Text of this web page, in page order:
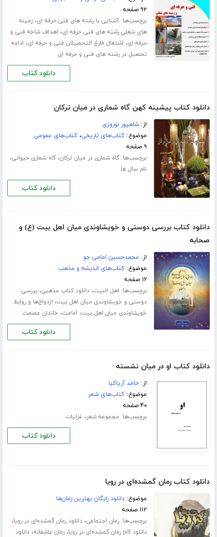
۹۲ صفحه
برچسب‌ها:آشنایی با رشته های فنی حرفه ای، زمینه
های شغلی رشته های فنی حرفه ای، اهداف شاخه فنی و
حرفه ای، اشتغال فارغ التحصیلان فنی و حرفه ای، ادامه
تحصیل در رشته های فنی و حرفه ای
دانلود کتاب
دانلود کتاب پیشینه کهن گاه شماری در میان ترکان
از:شاهپور نوروزی
موضوع:کتاب‌های تاریخی،کتاب‌های عمومی
۹ صفحه
برچسب‌ها:گاه شماری در میان ترکان،گاه شماری حیوانی،
نام سال ها
دانلود کتاب
دانلود کتاب بررسی دوستی و خویشاوندی میان اهل بیت (ع) و
صحابه
از: محمدحسین امامی جو
موضوع:کتاب‌های اندیشه و مذهب
۱۶ صفحه
برچسب‌ها: اهل البیت،دانلود کتاب مذهبی،بررسی
دوستی و خویشاوندی میان اهل بیت، ازدواج‌ها و روابط
خویشاوندی میان اهل بیت، امامت، خاندان عصمت
دانلود کتاب
دانلود کتاب او در میان نشسته
از:حامد آریاکیا
موضوع:کتاب‌های شعر
۴۰ صفحه
برچسب‌ها: مجموعه شعر، غزلیات
دانلود کتاب
دانلود کتاب رمان گمشده‌ای در رویا
موضوع:دانلود رایگان بهترین رمان‌ها
۱۱۲ صفحه
برچسب‌ها:رمان اجتماعی،دانلود رمان گمشده‌ای در رویا،
دانلود pdf رمان گمشده‌ای در رویا ،رمان عاشقانه،دانلود